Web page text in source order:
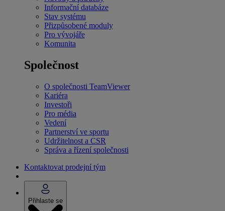
Informační databáze
Stav systému
Přizpůsobené moduly
Pro vývojáře
Komunita
Společnost
O společnosti TeamViewer
Kariéra
Investoři
Pro média
Vedení
Partnerství ve sportu
Udržitelnost a CSR
Správa a řízení společnosti
Kontaktovat prodejní tým
Přihlaste se